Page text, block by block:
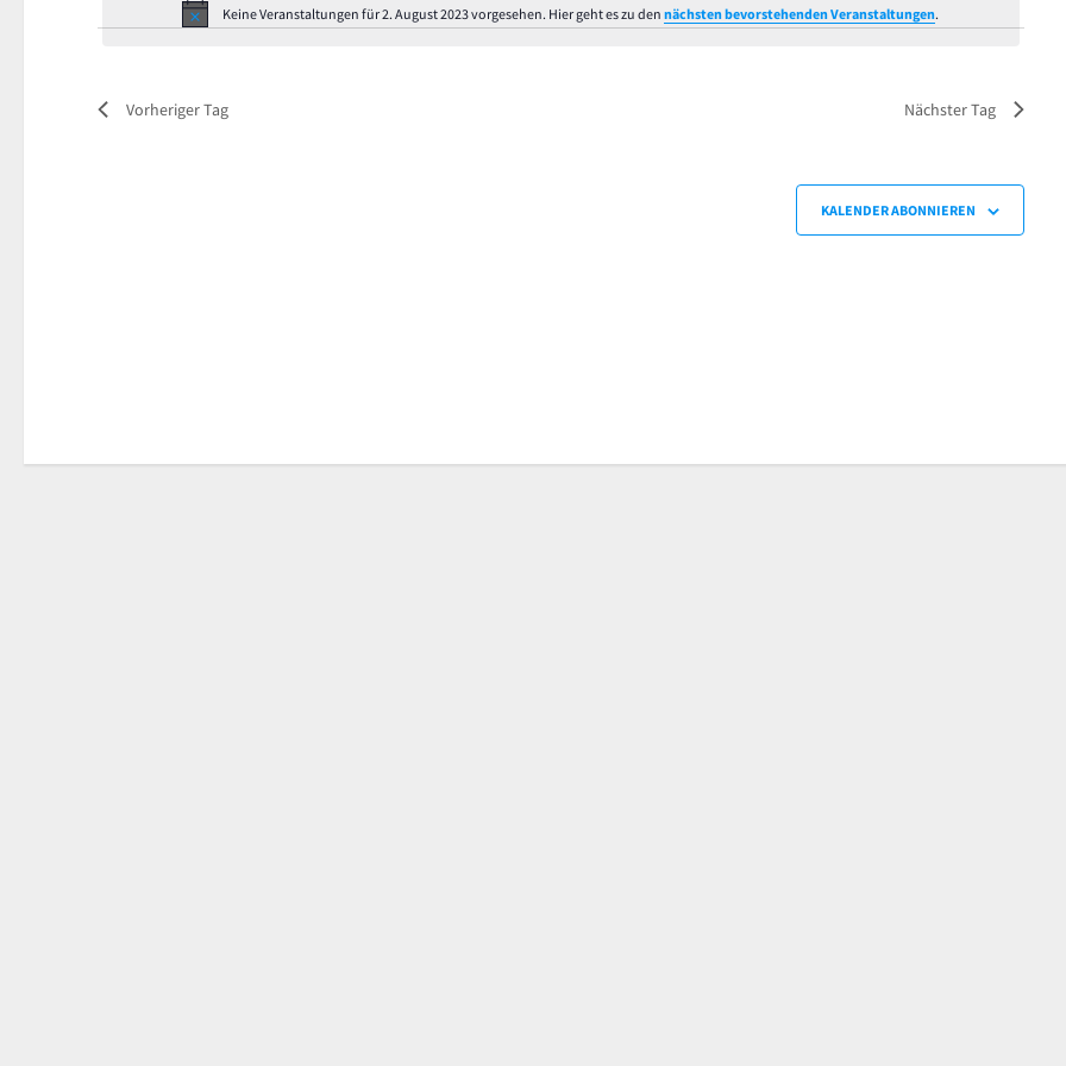
Hinweis
Keine Veranstaltungen für 2. August 2023 vorgesehen. Hier geht es zu dennächsten bevorstehenden Veranstaltungen.
Vorheriger Tag Nächster Tag
KALENDER ABONNIEREN